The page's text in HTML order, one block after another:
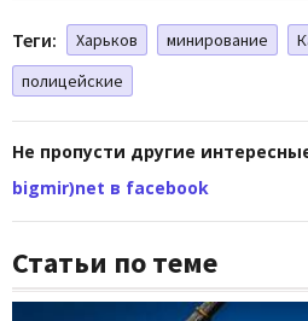
Теги: Харьков минирование
полицейские
Не пропусти другие
bigmir)net в facebook
Статьи по теме